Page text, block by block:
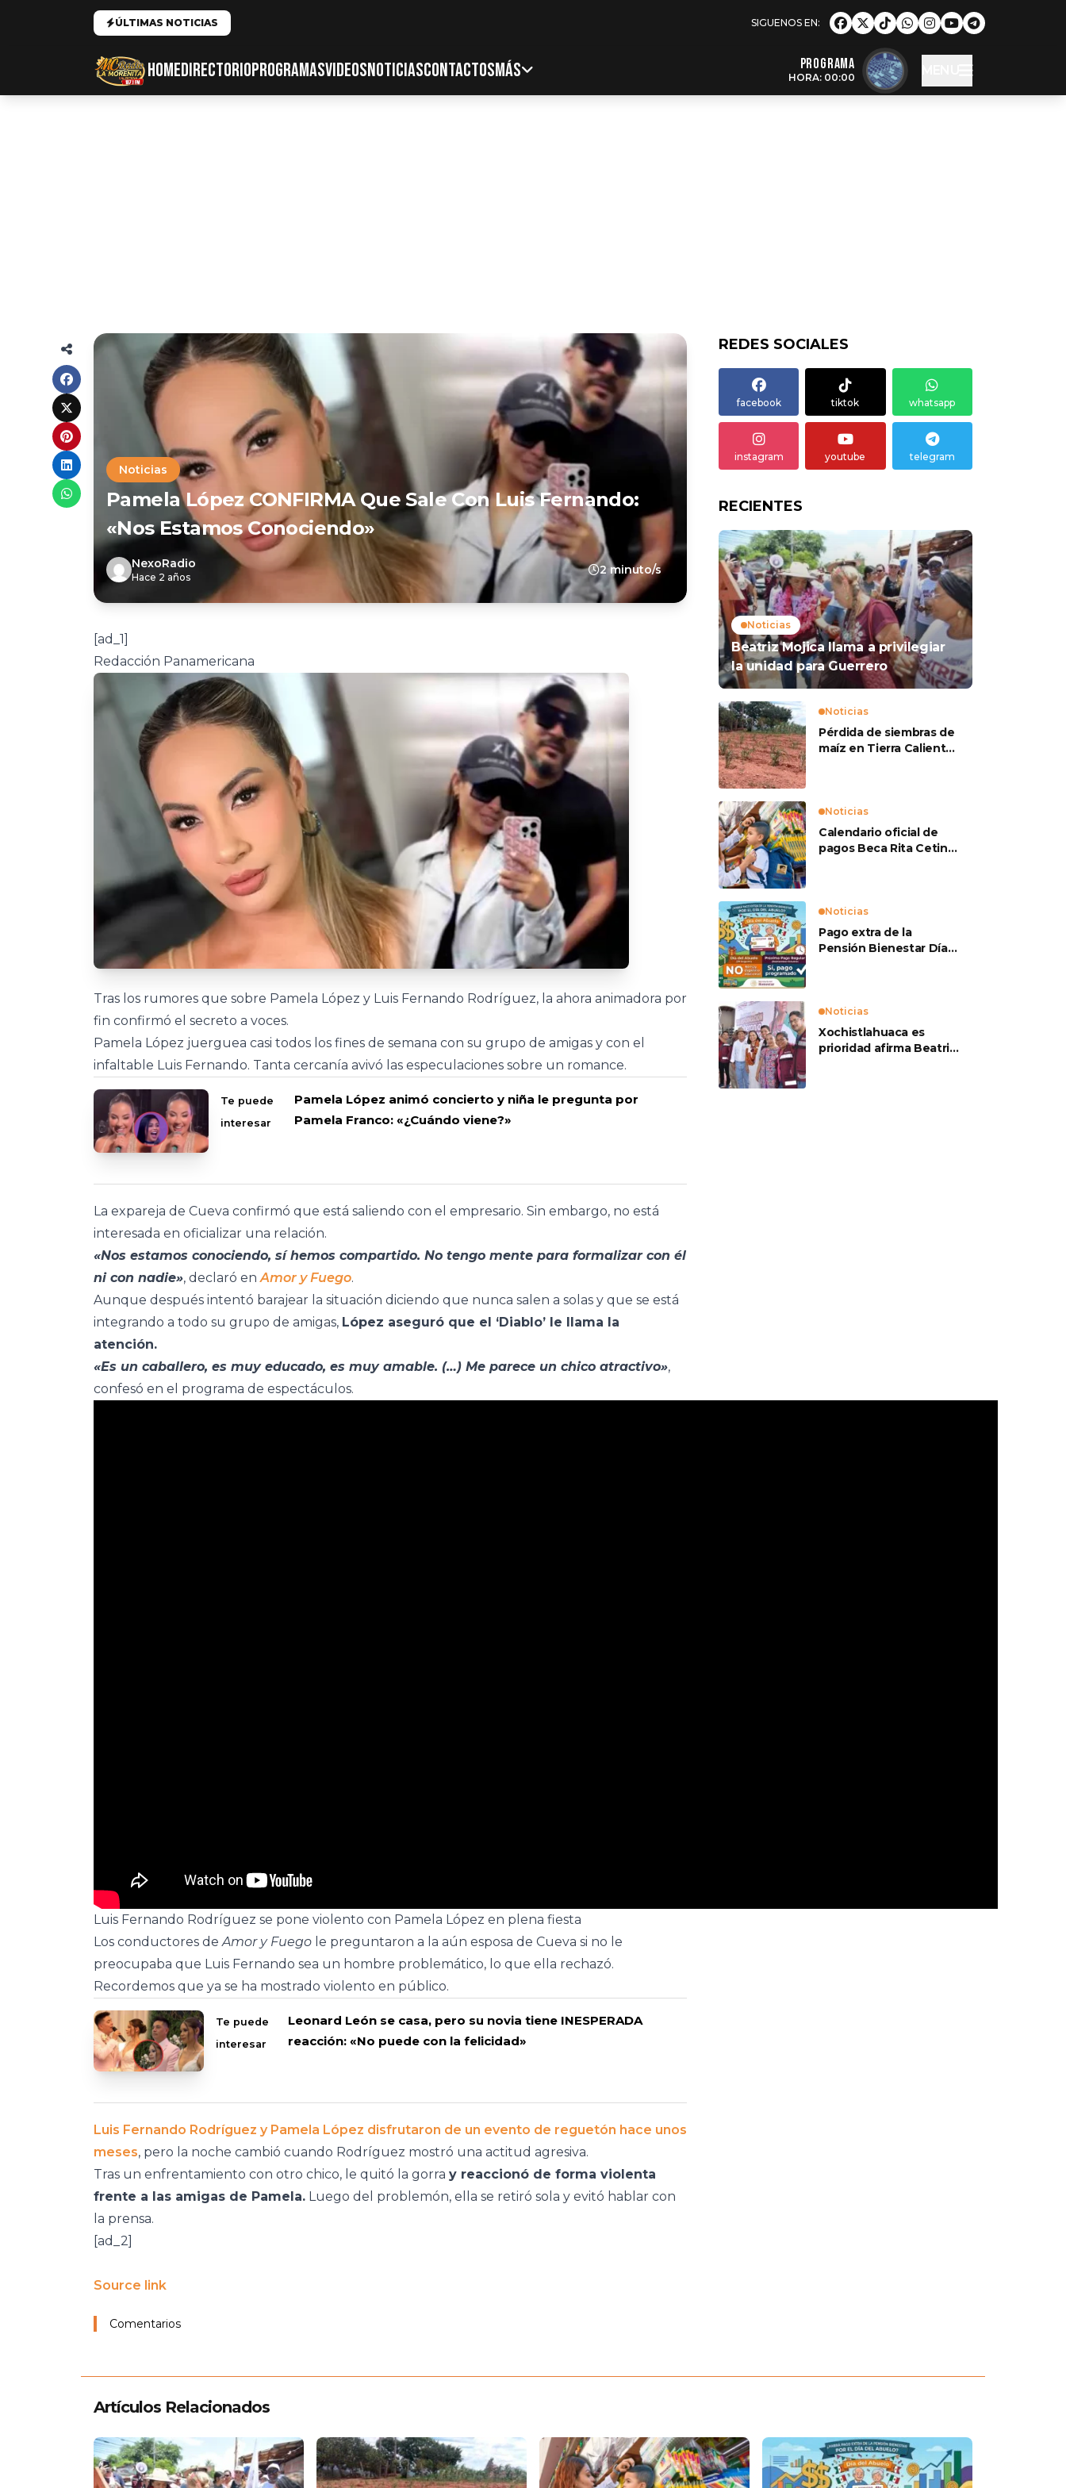
ÚLTIMAS NOTICIAS
HOMEDIRECTORIOPROGRAMASVIDEOSNOTICIASCONTACTOSMÁS Programa
HORA: 00:00
Noticias
Pamela López CONFIRMA Que Sale Con Luis Fernando:
«Nos Estamos Conociendo»
NexoRadio
Hace 2 años
2 minuto/s
[ad_1]
Redacción Panamericana
Tras los rumores que sobre Pamela López y Luis Fernando Rodríguez, la ahora animadora por
fin confirmó el secreto a voces.
Pamela López juerguea casi todos los fines de semana con su grupo de amigas y con el
infaltable Luis Fernando. Tanta cercanía avivó las especulaciones sobre un romance.
Te puede
interesar
Pamela López animó concierto y niña le pregunta por
Pamela Franco: «¿Cuándo viene?»
La expareja de Cueva confirmó que está saliendo con el empresario. Sin embargo, no está
interesada en oficializar una relación.
«Nos estamos conociendo, sí hemos compartido. No tengo mente para formalizar con él
ni con nadie», declaró en Amor y Fuego.
Aunque después intentó barajear la situación diciendo que nunca salen a solas y que se está
integrando a todo su grupo de amigas, López aseguró que el ‘Diablo’ le llama la
atención.
«Es un caballero, es muy educado, es muy amable. (…) Me parece un chico atractivo»,
confesó en el programa de espectáculos.
Luis Fernando Rodríguez se pone violento con Pamela López en plena fiesta
Los conductores deAmor y Fuego le preguntaron a la aún esposa de Cueva si no le
preocupaba que Luis Fernando sea un hombre problemático, lo que ella rechazó.
Recordemos que ya se ha mostrado violento en público.
Te puede
interesar
Leonard León se casa, pero su novia tiene INESPERADA
reacción: «No puede con la felicidad»
Luis Fernando Rodríguez y Pamela López disfrutaron de un evento de reguetón hace unos
meses, pero la noche cambió cuando Rodríguez mostró una actitud agresiva.
Tras un enfrentamiento con otro chico, le quitó la gorra y reaccionó de forma violenta
frente a las amigas de Pamela. Luego del problemón, ella se retiró sola y evitó hablar con
la prensa.
[ad_2]
Source link
Comentarios
REDES SOCIALES
facebook tiktok whatsapp
instagram youtube telegram
RECIENTES
Noticias
Beatriz Mojica llama a privilegiar
la unidad para Guerrero
Noticias
Pérdida de siembras de
maíz en Tierra Caliente
Noticias
Calendario oficial de
pagos Beca Rita Cetina
Noticias
Pago extra de la
Pensión Bienestar Día
Noticias
Xochistlahuaca es
prioridad afirma Beatriz
Artículos Relacionados